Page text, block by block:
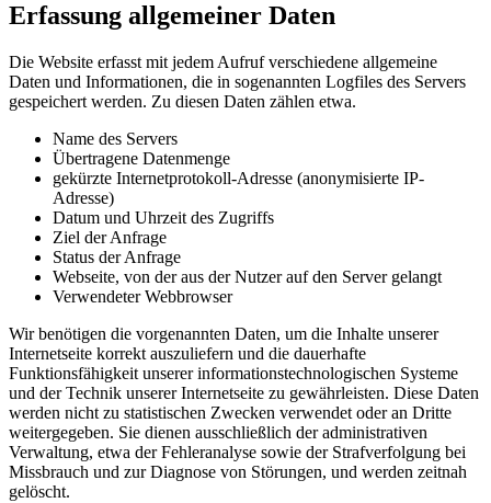
Erfassung allgemeiner Daten
Die Website erfasst mit jedem Aufruf verschiedene allgemeine
Daten und Informationen, die in sogenannten Logfiles des Servers
gespeichert werden. Zu diesen Daten zählen etwa.
Name des Servers
Übertragene Datenmenge
gekürzte Internetprotokoll-Adresse (anonymisierte IP-
Adresse)
Datum und Uhrzeit des Zugriffs
Ziel der Anfrage
Status der Anfrage
Webseite, von der aus der Nutzer auf den Server gelangt
Verwendeter Webbrowser
Wir benötigen die vorgenannten Daten, um die Inhalte unserer
Internetseite korrekt auszuliefern und die dauerhafte
Funktionsfähigkeit unserer informationstechnologischen Systeme
und der Technik unserer Internetseite zu gewährleisten. Diese Daten
werden nicht zu statistischen Zwecken verwendet oder an Dritte
weitergegeben. Sie dienen ausschließlich der administrativen
Verwaltung, etwa der Fehleranalyse sowie der Strafverfolgung bei
Missbrauch und zur Diagnose von Störungen, und werden zeitnah
gelöscht.